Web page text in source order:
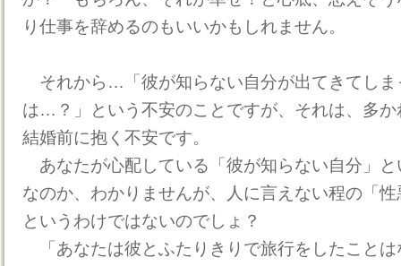
り仕事を辞めるのもいいかもしれません。
それから…「彼が知らない自分が出てきてしま
は…？」という不安のことですが、それは、多
結婚前に抱く不安です。
あなたが心配している「彼が知らない自分」
なのか、わかりませんが、人に言えない程の「
というわけではないのでしょ？
「あなたは彼とふたりきりで旅行をしたこと